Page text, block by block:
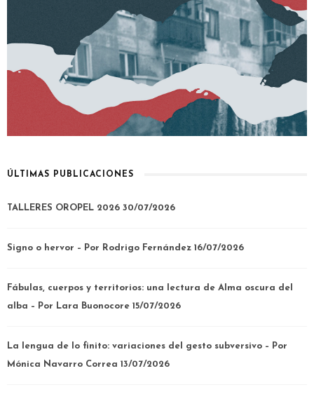
ÚLTIMAS PUBLICACIONES
TALLERES OROPEL 2026 30/07/2026
Signo o hervor – Por Rodrigo Fernández 16/07/2026
Fábulas, cuerpos y territorios: una lectura de Alma oscura del
alba – Por Lara Buonocore 15/07/2026
La lengua de lo finito: variaciones del gesto subversivo – Por
Mónica Navarro Correa 13/07/2026